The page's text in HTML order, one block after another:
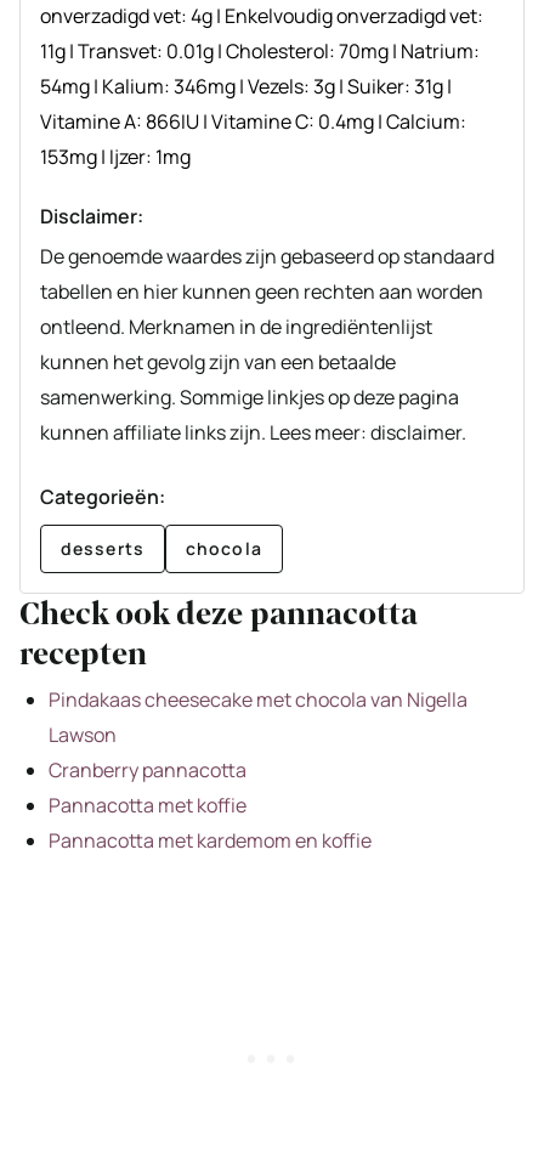
onverzadigd vet:4g| Enkelvoudig onverzadigd vet:
11g|Transvet: 0.01g|Cholesterol:70mg| Natrium:
54mg| Kalium:346mg|Vezels:3g|Suiker:31g|
Vitamine A: 866IU|Vitamine C: 0.4mg|Calcium:
153mg| Ijzer: 1mg
Disclaimer:
De genoemde waardes zijn gebaseerd op standaard
tabellen en hier kunnen geen rechten aan worden
ontleend. Merknamen in de ingrediëntenlijst
kunnen het gevolg zijn van een betaalde
samenwerking. Sommige linkjes op deze pagina
kunnen affiliate links zijn. Lees meer: disclaimer.
Categorieën:
desserts chocola
Check ook deze pannacotta
recepten
Pindakaas cheesecake met chocola van Nigella
Lawson
Cranberry pannacotta
Pannacotta met koffie
Pannacotta met kardemom en koffie